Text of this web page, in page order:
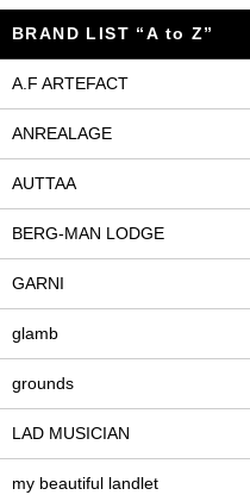
BRAND LIST “A to Z”
A.F ARTEFACT
ANREALAGE
AUTTAA
BERG-MAN LODGE
GARNI
glamb
grounds
LAD MUSICIAN
my beautiful landlet